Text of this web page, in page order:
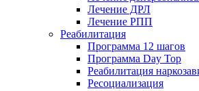
Лечение ДРЛ
Лечение РПП
Реабилитация
Программа 12 шагов
Программа Day Top
Реабилитация
Ресоциализация